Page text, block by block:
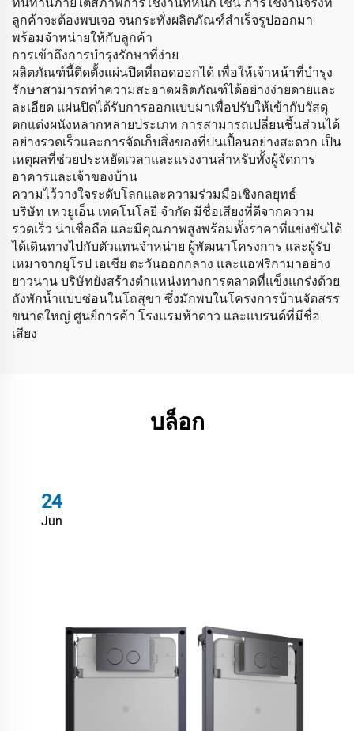
ทนทานภายใต้สภาพการใช้งานที่หนัก เช่น การใช้งานจริงที่
ลูกค้าจะต้องพบเจอ จนกระทั่งผลิตภัณฑ์สำเร็จรูปออกมา
พร้อมจำหน่ายให้กับลูกค้า
การเข้าถึงการบำรุงรักษาที่ง่าย
ผลิตภัณฑ์นี้ติดตั้งแผ่นปิดที่ถอดออกได้ เพื่อให้เจ้าหน้าที่บำรุง
รักษาสามารถทำความสะอาดผลิตภัณฑ์ได้อย่างง่ายดายและ
ละเอียด แผ่นปิดได้รับการออกแบบมาเพื่อปรับให้เข้ากับวัสดุ
ตกแต่งผนังหลากหลายประเภท การสามารถเปลี่ยนชิ้นส่วนได้
อย่างรวดเร็วและการจัดเก็บสิ่งของที่ปนเปื้อนอย่างสะดวก เป็น
เหตุผลที่ช่วยประหยัดเวลาและแรงงานสำหรับทั้งผู้จัดการ
อาคารและเจ้าของบ้าน
ความไว้วางใจระดับโลกและความร่วมมือเชิงกลยุทธ์
บริษัท เหวยูเอ็น เทคโนโลยี จำกัด มีชื่อเสียงที่ดีจากความ
รวดเร็ว น่าเชื่อถือ และมีคุณภาพสูงพร้อมทั้งราคาที่แข่งขันได้
ได้เดินทางไปกับตัวแทนจำหน่าย ผู้พัฒนาโครงการ และผู้รับ
เหมาจากยุโรป เอเชีย ตะวันออกกลาง และแอฟริกามาอย่าง
ยาวนาน บริษัทยังสร้างตำแหน่งทางการตลาดที่แข็งแกร่งด้วย
ถังพักน้ำแบบซ่อนในโถสุขา ซึ่งมักพบในโครงการบ้านจัดสรร
ขนาดใหญ่ ศูนย์การค้า โรงแรมห้าดาว และแบรนด์ที่มีชื่อ
เสียง
บล็อก
24
Jun